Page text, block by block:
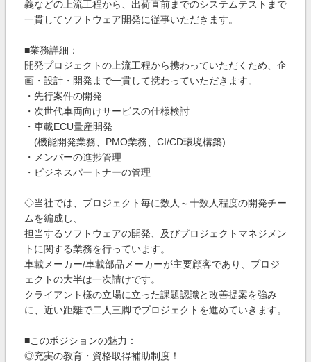
義などの上流工程から、出荷直前までのシステムテストまで
一貫してソフトウェア開発に従事いただきます。
■業務詳細：
開発プロジェクトの上流工程から携わっていただくため、企
画・設計・開発まで一貫して携わっていただきます。
・先行案件の開発
・次世代車両向けサービスの仕様検討
・車載ECU量産開発
(機能開発業務、PMO業務、CI/CD環境構築)
・メンバーの進捗管理
・ビジネスパートナーの管理
◇当社では、プロジェクト毎に数人～十数人程度の開発チー
ムを編成し、
担当するソフトウェアの開発、及びプロジェクトマネジメン
トに関する業務を行っています。
車載メーカー/車載部品メーカーが主要顧客であり、プロジ
ェクトの大半は一次請けです。
クライアント様の立場に立った課題認識と改善提案を強み
に、近い距離で二人三脚でプロジェクトを進めていきます。
■このポジションの魅力：
◎充実の教育・資格取得補助制度！